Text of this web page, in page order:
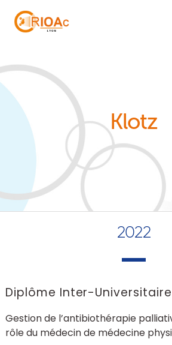
Klotz
2022
Diplôme Inter-Universitaire
Gestion de l’antibiothérapie
rôle du médecin de médecine
Panneau de gestion des cookies